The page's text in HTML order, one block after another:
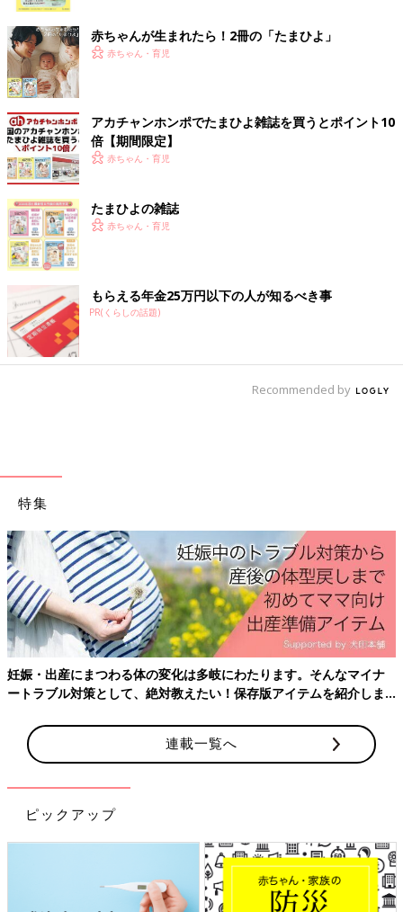
出典：Instagramアカウント「etsugo_items」
こちらはetsugo_itemsさんがセリアで発見した「ドールハウス
夢のお家（お菓子のお家）」。ハサミや接着剤は使わずに、10分
ほどで簡単に組み立てられるようです。子どもはもちろん、大人
もテンションが上がっちゃうとのこと♪ 家の中までイラストが描
いてあって、細かいところまで可愛いのだとか。
楽しすぎるギミックに大興奮！「あひるコースタ
ー」
赤ちゃんが生まれたら！2冊の「たまひよ」
赤ちゃん・育児
アカチャンホンポでたまひよ雑誌を買うとポイント10
倍【期間限定】
赤ちゃん・育児
たまひよの雑誌
赤ちゃん・育児
もらえる年金25万円以下の人が知るべき事
PR(くらしの話題)
Recommended by
特集
妊娠・出産にまつわる体の変化は多岐にわたります。そんなマイナ
ートラブル対策として、絶対教えたい！保存版アイテムを紹介しま
連載一覧へ
ピックアップ